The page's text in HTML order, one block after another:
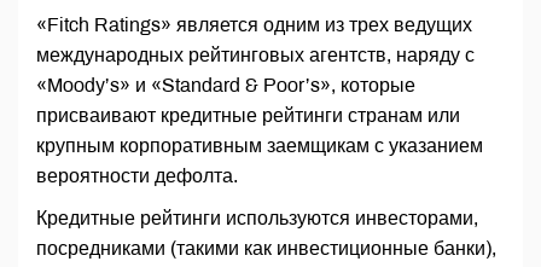
«Fitch Ratings» является одним из трех ведущих
международных рейтинговых агентств, наряду с
«Moody’s» и «Standard & Poor’s», которые
присваивают кредитные рейтинги странам или
крупным корпоративным заемщикам с указанием
вероятности дефолта.
Кредитные рейтинги используются инвесторами,
посредниками (такими как инвестиционные банки),